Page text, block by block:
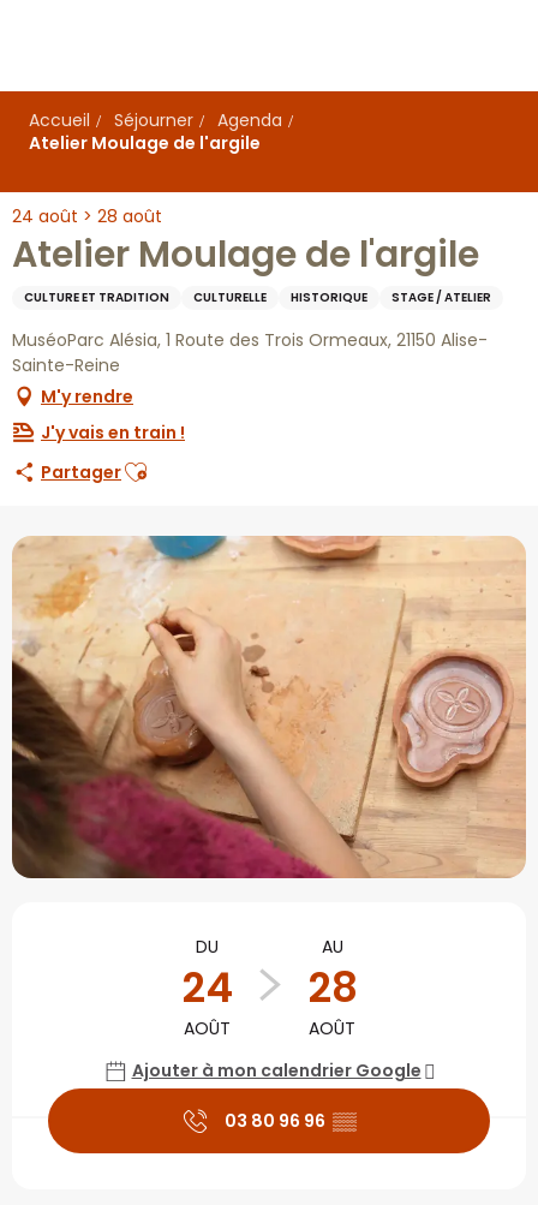
principal
Accueil
Séjourner
Agenda
Atelier Moulage de l'argile
24 août > 28 août
Atelier Moulage de l'argile
CULTURE ET TRADITION CULTURELLE HISTORIQUE STAGE / ATELIER
MuséoParc Alésia, 1 Route des Trois Ormeaux, 21150 Alise-
Sainte-Reine
M'y rendre
J'y vais en train !
PartagerAjouter aux favoris
Ouverture et
DU
24
AOÛT
AU
28
AOÛT
Ajouter à mon calendrier Google
03 80 96 96 ▒▒